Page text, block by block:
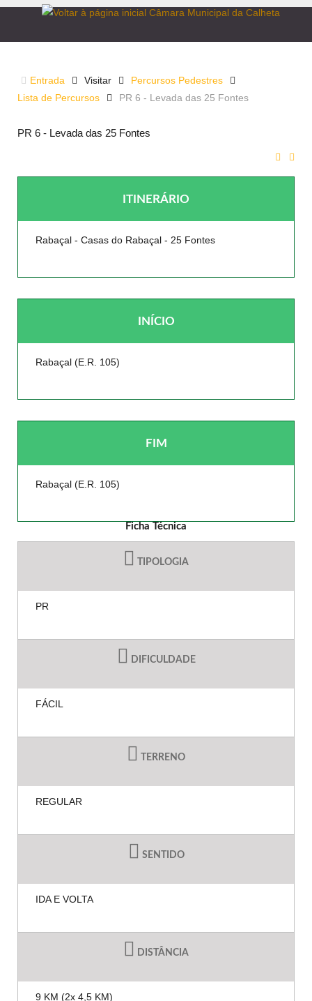
LEVADA DAS 25 FONTES
Entrada Visitar
Percursos Pedestres
Lista de Percursos
PR 6 - Levada das 25 Fontes
PR 6 - Levada das 25 Fontes
ITINERÁRIO
Rabaçal - Casas do Rabaçal - 25 Fontes
INÍCIO
Rabaçal (E.R. 105)
FIM
Rabaçal (E.R. 105)
Ficha Técnica
TIPOLOGIA
PR
DIFICULDADE
FÁCIL
TERRENO
REGULAR
SENTIDO
IDA E VOLTA
DISTÂNCIA
9 KM (2x 4,5 KM)